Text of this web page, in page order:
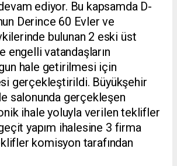
ediyor. Bu kapsamda D-
Derince 60 Evler ve
bulunan 2 eski üst
engelli vatandaşların
hale getirilmesi için
gerçekleştirildi. Büyükşehir
salonunda gerçekleşen
ihale yoluyla verilen teklifler
yapım ihalesine 3 firma
komisyon tarafından